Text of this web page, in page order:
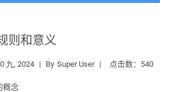
则和意义
九, 2024 By Super User 点击数：540
概念